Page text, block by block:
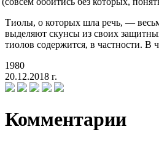
Тиолы, о которых шла речь, —
выделяют скунсы из своих
тиолов содержится, в частности. В
1980
20.12.2018 г.
Комментарии